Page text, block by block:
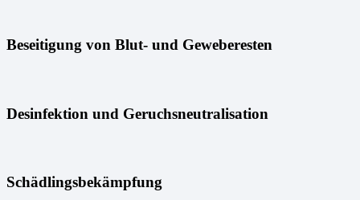
Beseitigung von Blut- und Geweberesten
Desinfektion und Geruchsneutralisation
Schädlingsbekämpfung